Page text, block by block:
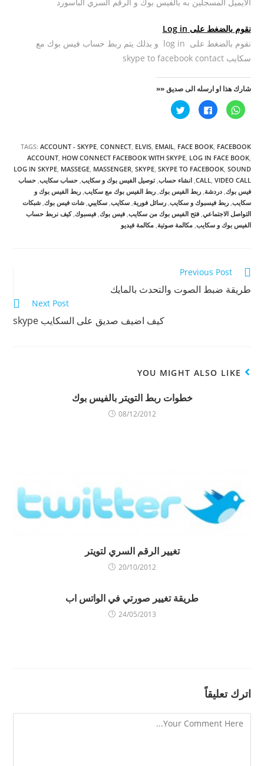
نقوم بالضغط على Log in
نقوم بالضغط على log in و بذلك يتم ربط حساب فيس بوك مع
سكايب skype to facebook contact
شارك هذا او ارسله الى صديق ««
ا
ن
ل
م
ش
ر
ك
ة
ع
ى
W
h
a
(
ف
ح
د
ة
ا
ن
ل
م
ش
ر
ك
ة
ع
ل
ى
ف
ي
س
ت
ح
ف
ي
)
ا
ض
م
ش
ر
ك
ة
ع
ى
ت
و
ي
ن
TAGS: ACCOUNT - SKYPE, CONNECT, ELVIS, EMAIL, FACE BOOK, FACEBOOK
ACCOUNT, HOW CONNECT FACEBOOK WITH SKYPE, LOG IN FACE BOOK,
LOG IN SKYPE, MASSEGE, MASSENGER, SKYPE, SKYPE TO FACEBOOK, SOUND
CALL, VIDEO CALL
, انشاء حساب, توصيل الفيس بوك و سكايب, حساب سكايب, حساب
فيس بوك, دردشة, ربط الفيس بوك, ربط الفيس بوك مع سكايب, ربط الفيس بوك و
سكايب, ربط فيسبوك و سكايب, رسائل فورية, سكايب, سكايبي, شات فيس بوك, شبكات
التواصل الاجتماعي, فتح الفيس بوك من سكايب, فيس بوك, فيسبوك, كيف نربط حساب
الفيس بوك و سكايب, مكالمة صوتية, مكالمة فيديو
Continue
Reading
Previous Post
طريقة ضبط الصوت والتحدث بالمايك
Next Post
كيف اضيف صديق على السكايب skype
YOU MIGHT ALSO LIKE
خطوات ربط التويتر بالفيس بوك
08/12/2012
تغيير الرقم السري لتويتر
20/10/2012
طريقة تغيير صورتي في الواتس اب
24/05/2013
اترك تعليقاً